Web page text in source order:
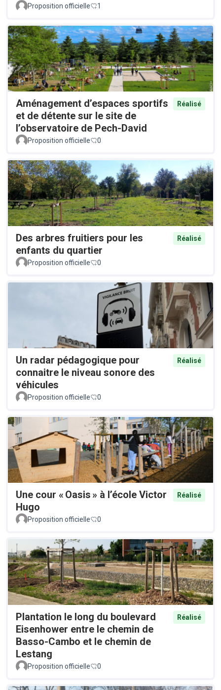
Proposition officielle 1
Aménagement d’espaces sportifs
et de détente sur le site de
l’observatoire de Pech-David
Réalisé
Proposition officielle 0
Des arbres fruitiers pour les
enfants du quartier
Réalisé
Proposition officielle 0
Un radar pédagogique pour
connaitre le niveau sonore des
véhicules
Réalisé
Proposition officielle 0
Une cour « Oasis » à l’école Victor
Hugo
Réalisé
Proposition officielle 0
Plantation le long du boulevard
Eisenhower entre le chemin de
Basso-Cambo et le chemin de
Lestang
Réalisé
Proposition officielle 0